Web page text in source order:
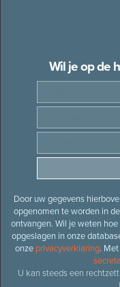
Wil je op de
Door uw gegevens
opgenomen te worden in
ontvangen. Wil je weten
opgeslagen in onze
onze privacyverklaring.
U kan steeds een